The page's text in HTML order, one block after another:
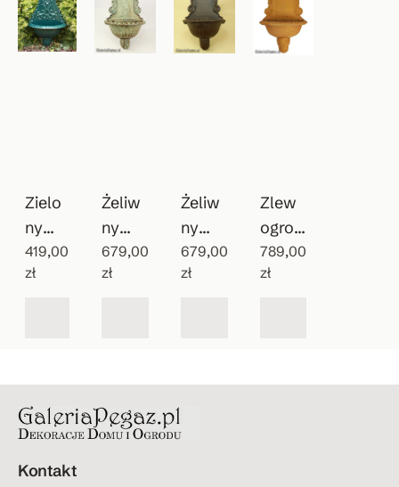
Zielo
ny
wiszą
cy
419,00
zł
Żeliw
ny
patyn
owan
679,00
zł
Żeliw
ny
zlewo
zmyw
679,00
zł
Zlew
ogrod
owy
Vintag
789,00
zł
Kontakt